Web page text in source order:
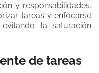
y responsabilidades.
tareas y enfocarse
la saturación
de tareas